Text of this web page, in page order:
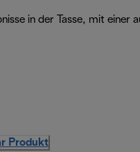
in der Tasse, mit einer
Produkt